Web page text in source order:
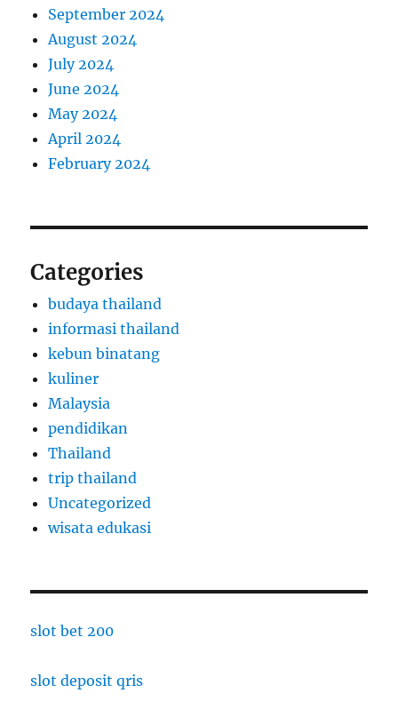
September 2024
August 2024
July 2024
June 2024
May 2024
April 2024
February 2024
Categories
budaya thailand
informasi thailand
kebun binatang
kuliner
Malaysia
pendidikan
Thailand
trip thailand
Uncategorized
wisata edukasi
slot bet 200
slot deposit qris